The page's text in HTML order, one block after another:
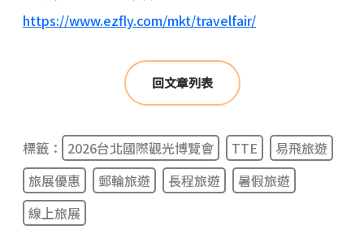
https://www.ezfly.com/mkt/travelfair/
回文章列表
標籤： 2026台北國際觀光博覽會 TTE
易飛旅遊
旅展優惠
郵輪旅遊 長程旅遊
暑假旅遊
線上旅展